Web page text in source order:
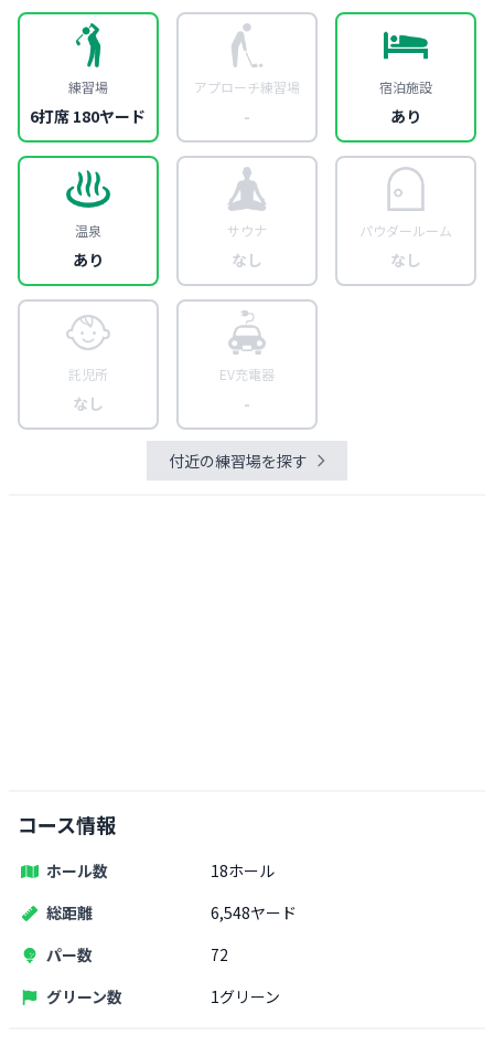
練習場
6打席 180ヤード
アプローチ練習場
-
宿泊施設
あり
温泉
あり
サウナ
なし
パウダールーム
なし
託児所
なし
EV充電器
-
付近の練習場を探す
コース情報
ホール数
18ホール
総距離
6,548ヤード
パー数
72
グリーン数
1グリーン